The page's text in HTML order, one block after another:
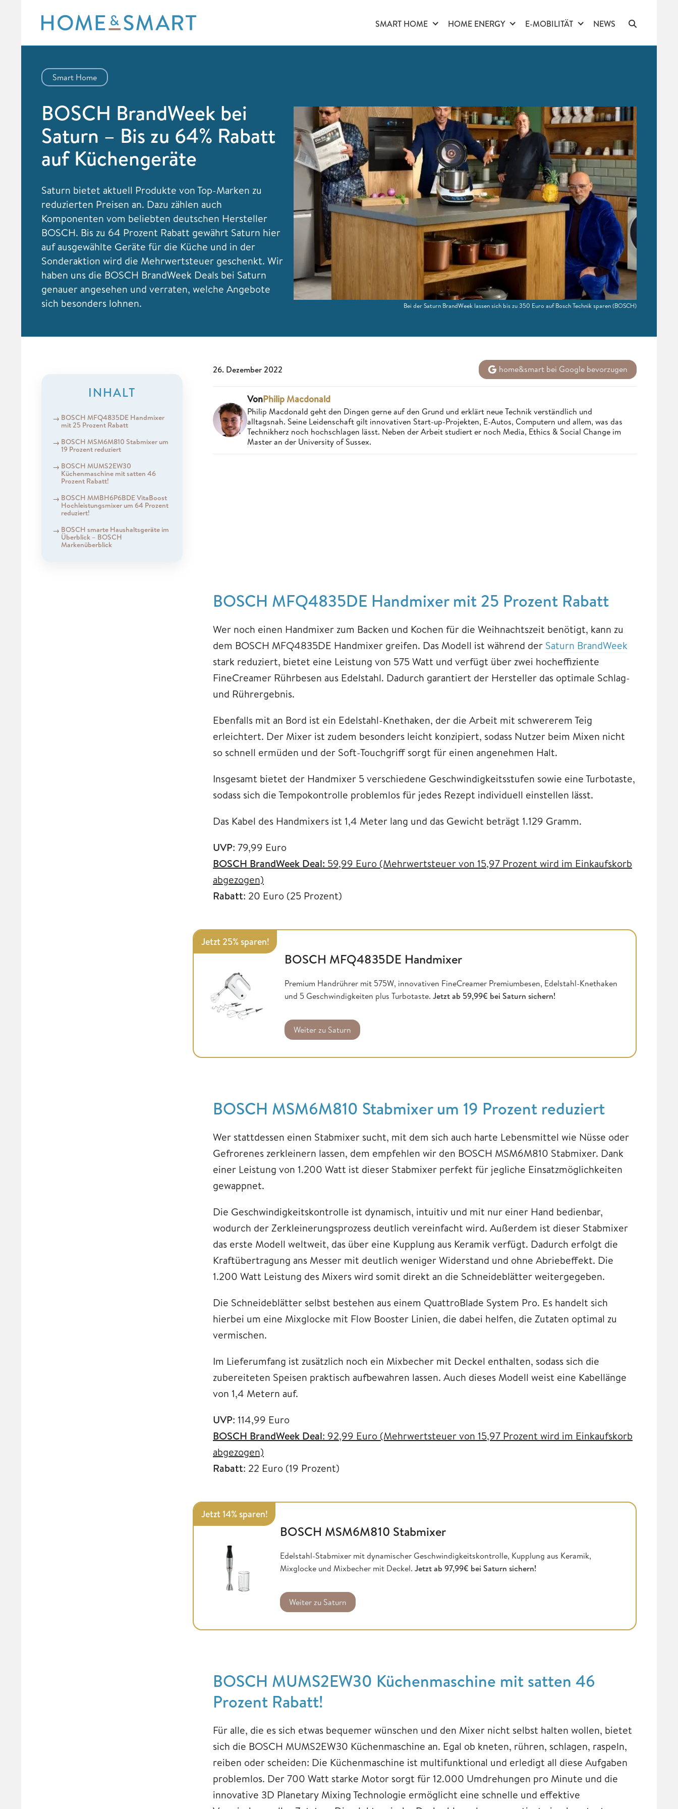
content
SMART HOME HOME ENERGY E-MOBILITÄT NEWS
Smart Home
BOSCH BrandWeek bei
Saturn – Bis zu 64% Rabatt
auf Küchengeräte
Saturn bietet aktuell Produkte von Top-Marken zu
reduzierten Preisen an. Dazu zählen auch
Komponenten vom beliebten deutschen Hersteller
BOSCH. Bis zu 64 Prozent Rabatt gewährt Saturn hier
auf ausgewählte Geräte für die Küche und in der
Sonderaktion wird die Mehrwertsteuer geschenkt. Wir
haben uns die BOSCH BrandWeek Deals bei Saturn
genauer angesehen und verraten, welche Angebote
sich besonders lohnen.
Bei der Saturn BrandWeek lassen sich bis zu 350 Euro auf Bosch Technik sparen(BOSCH)
INHALT
BOSCH MFQ4835DE Handmixer
mit 25 Prozent Rabatt
BOSCH MSM6M810 Stabmixer um
19 Prozent reduziert
BOSCH MUMS2EW30
Küchenmaschine mit satten 46
Prozent Rabatt!
BOSCH MMBH6P6BDE VitaBoost
Hochleistungsmixer um 64 Prozent
reduziert!
BOSCH smarte Haushaltsgeräte im
Überblick – BOSCH
Markenüberblick
26. Dezember 2022 home&smart bei Google bevorzugen
VonPhilip Macdonald
Philip Macdonald geht den Dingen gerne auf den Grund und erklärt neue Technik verständlich und
alltagsnah. Seine Leidenschaft gilt innovativen Start-up-Projekten, E-Autos, Computern und allem, was das
Technikherz noch hochschlagen lässt. Neben der Arbeit studiert er noch Media, Ethics & Social Change im
Master an der University of Sussex.
BOSCH MFQ4835DE Handmixer mit 25 Prozent Rabatt
Wer noch einen Handmixer zum Backen und Kochen für die Weihnachtszeit benötigt, kann zu
dem BOSCH MFQ4835DE Handmixer greifen. Das Modell ist während der Saturn BrandWeek
stark reduziert, bietet eine Leistung von 575 Watt und verfügt über zwei hocheffiziente
FineCreamer Rührbesen aus Edelstahl. Dadurch garantiert der Hersteller das optimale Schlag-
und Rührergebnis.
Ebenfalls mit an Bord ist ein Edelstahl-Knethaken, der die Arbeit mit schwererem Teig
erleichtert. Der Mixer ist zudem besonders leicht konzipiert, sodass Nutzer beim Mixen nicht
so schnell ermüden und der Soft-Touchgriff sorgt für einen angenehmen Halt.
Insgesamt bietet der Handmixer 5 verschiedene Geschwindigkeitsstufen sowie eine Turbotaste,
sodass sich die Tempokontrolle problemlos für jedes Rezept individuell einstellen lässt.
Das Kabel des Handmixers ist 1,4 Meter lang und das Gewicht beträgt 1.129 Gramm.
UVP: 79,99 Euro
BOSCH BrandWeek Deal: 59,99 Euro (Mehrwertsteuer von 15,97 Prozent wird im Einkaufskorb
abgezogen)
Rabatt: 20 Euro (25 Prozent)
Jetzt 25% sparen!
BOSCH MFQ4835DE Handmixer
Premium Handrührer mit 575W, innovativen FineCreamer Premiumbesen, Edelstahl-Knethaken
und 5 Geschwindigkeiten plus Turbotaste.Jetzt ab 59,99€ bei Saturn sichern!
Weiter zu Saturn
BOSCH MSM6M810 Stabmixer um 19 Prozent reduziert
Wer stattdessen einen Stabmixer sucht, mit dem sich auch harte Lebensmittel wie Nüsse oder
Gefrorenes zerkleinern lassen, dem empfehlen wir den BOSCH MSM6M810 Stabmixer. Dank
einer Leistung von 1.200 Watt ist dieser Stabmixer perfekt für jegliche Einsatzmöglichkeiten
gewappnet.
Die Geschwindigkeitskontrolle ist dynamisch, intuitiv und mit nur einer Hand bedienbar,
wodurch der Zerkleinerungsprozess deutlich vereinfacht wird. Außerdem ist dieser Stabmixer
das erste Modell weltweit, das über eine Kupplung aus Keramik verfügt. Dadurch erfolgt die
Kraftübertragung ans Messer mit deutlich weniger Widerstand und ohne Abriebeffekt. Die
1.200 Watt Leistung des Mixers wird somit direkt an die Schneideblätter weitergegeben.
Die Schneideblätter selbst bestehen aus einem QuattroBlade System Pro. Es handelt sich
hierbei um eine Mixglocke mit Flow Booster Linien, die dabei helfen, die Zutaten optimal zu
vermischen.
Im Lieferumfang ist zusätzlich noch ein Mixbecher mit Deckel enthalten, sodass sich die
zubereiteten Speisen praktisch aufbewahren lassen. Auch dieses Modell weist eine Kabellänge
von 1,4 Metern auf.
UVP: 114,99 Euro
BOSCH BrandWeek Deal: 92,99 Euro (Mehrwertsteuer von 15,97 Prozent wird im Einkaufskorb
abgezogen)
Rabatt: 22 Euro (19 Prozent)
Jetzt 14% sparen!
BOSCH MSM6M810 Stabmixer
Edelstahl-Stabmixer mit dynamischer Geschwindigkeitskontrolle, Kupplung aus Keramik,
Mixglocke und Mixbecher mit Deckel.Jetzt ab 97,99€ bei Saturn sichern!
Weiter zu Saturn
BOSCH MUMS2EW30 Küchenmaschine mit satten 46
Prozent Rabatt!
Für alle, die es sich etwas bequemer wünschen und den Mixer nicht selbst halten wollen, bietet
sich die BOSCH MUMS2EW30 Küchenmaschine an. Egal ob kneten, rühren, schlagen, raspeln,
reiben oder scheiden: Die Küchenmaschine ist multifunktional und erledigt all diese Aufgaben
problemlos. Der 700 Watt starke Motor sorgt für 12.000 Umdrehungen pro Minute und die
innovative 3D Planetary Mixing Technologie ermöglicht eine schnelle und effektive